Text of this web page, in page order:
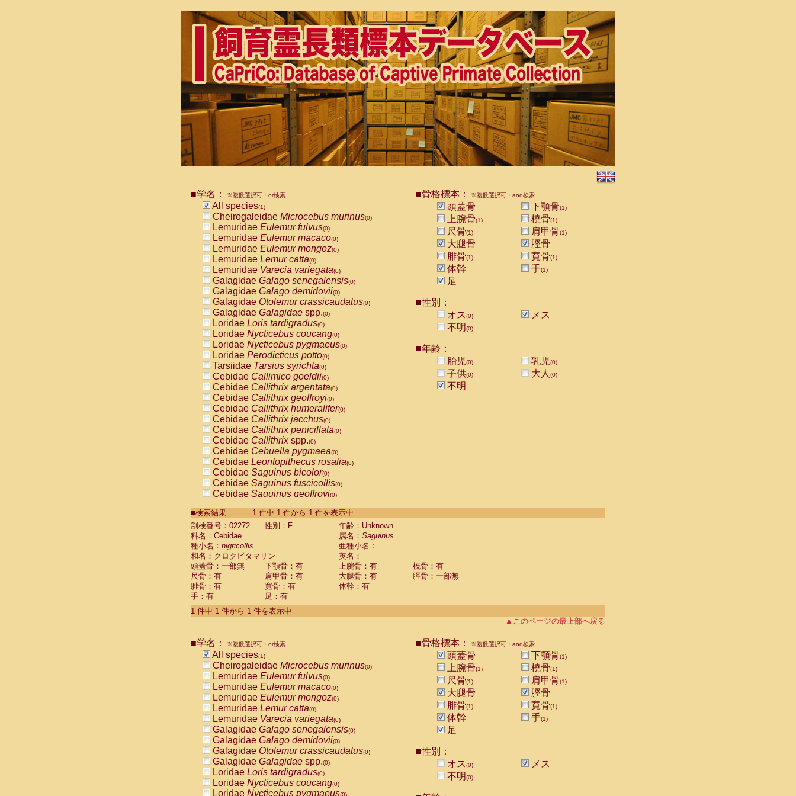
■学名： ※複数選択可・or検索
All species(1)
Cheirogaleidae Microcebus murinus(0)
Lemuridae Eulemur fulvus(0)
Lemuridae Eulemur macaco(0)
Lemuridae Eulemur mongoz(0)
Lemuridae Lemur catta(0)
Lemuridae Varecia variegata(0)
Galagidae Galago senegalensis(0)
Galagidae Galago demidovii(0)
Galagidae Otolemur crassicaudatus(0)
Galagidae Galagidae spp.(0)
Loridae Loris tardigradus(0)
Loridae Nycticebus coucang(0)
Loridae Nycticebus pygmaeus(0)
Loridae Perodicticus potto(0)
Tarsiidae Tarsius syrichta(0)
Cebidae Callimico goeldii(0)
Cebidae Callithrix argentata(0)
Cebidae Callithrix geoffroyi(0)
Cebidae Callithrix humeralifer(0)
Cebidae Callithrix jacchus(0)
Cebidae Callithrix penicillata(0)
Cebidae Callithrixspp.(0)
Cebidae Cebuella pygmaea(0)
Cebidae Leontopithecus rosalia(0)
Cebidae Saguinus bicolor(0)
Cebidae Saguinus fuscicollis(0)
Cebidae Saguinus geoffroyi(0)
CebidaeSaguinus labiatus(0)
Cebidae Saguinus leucopus (0)
Cebidae
CebidaeSaguinus mystax
CebidaeSaguinus nigricollis (1)
Cebidae Saguinus oedipus
Cebidae Saguinus weddelli
Cebidae Saguinusspp.
Cebidae Aotus trivirgatus
Cebidae Cebus albifrons
CebidaeCebus nigrivittatus
CebidaeCebus
CebidaeSaimiri boliviensis(0)
CebidaeSaimiri sciureus(0)
AtelidaeAlouatta caraya(0)
AtelidaeAlouatta fusca(0)
AtelidaeAlouatta seniculus
AtelidaeAlouattaspp.(0)
AtelidaeAteles belzebuth(0)
AtelidaeAteles geoffroyi(0)
AtelidaeAteles paniscus(0)
AtelidaeAtelesspp.(0)
Atelidae Lagothrix lagothricha
AtelidaeLagothrix lagothricha cana
PitheciidaeCacajao calvus rubicundus
■骨格標本： ※複数選択可・and検索
頭蓋骨 下顎骨(1)
上腕骨(1) 橈骨(1)
尺骨(1) 肩甲骨(1)
大腿骨
脛骨
腓骨(1) 寛骨(1)
体幹 手(1)
足
■性別：
オス(0)
メス
不明(0)
■年齢：
胎児(0) 乳児(0)
子供(0) 大人 (0)
不明
■検索結果-----------1 件中 1 件から 1 件を表示中
剖検番号：02272
性別：F
年齢：Unknown
科名：Cebidae
属名： Saguinus
種小名： nigricollis
亜種小名：
和名：クロクビタマリン
英名：
頭蓋骨：一部無
下顎骨：有 上腕骨：有
橈骨：有
尺骨：有
肩甲骨：有 大腿骨：有
脛骨：一部無
腓骨：有
寛骨：有
体幹：有
手：有
足：有
1 件中 1 件から 1 件を表示中
▲このページの最上部へ戻る
■学名： ※複数選択可・or検索
All species(1)
Cheirogaleidae Microcebus murinus(0)
Lemuridae Eulemur fulvus(0)
Lemuridae Eulemur macaco(0)
Lemuridae Eulemur mongoz(0)
Lemuridae Lemur catta(0)
Lemuridae Varecia variegata(0)
Galagidae Galago senegalensis(0)
Galagidae Galago demidovii(0)
Galagidae Otolemur crassicaudatus(0)
Galagidae Galagidae spp.(0)
Loridae Loris tardigradus(0)
Loridae Nycticebus coucang(0)
Loridae Nycticebus pygmaeus(0)
■骨格標本： ※複数選択可・and検索
頭蓋骨 下顎骨(1)
上腕骨(1) 橈骨(1)
尺骨(1) 肩甲骨(1)
大腿骨
脛骨
腓骨(1) 寛骨(1)
体幹 手(1)
足
■性別：
オス(0)
メス
不明(0)